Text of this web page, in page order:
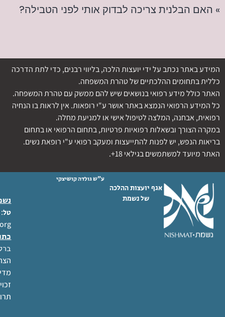
» האם הבלנית צריכה לבדוק אותי לפני הטבילה?
המידע באתר נכתב על ידי יועצות הלכה, בליווי רבנים, כדי לתת הדרכה
כללית בתחומים ההלכתיים של טהרת המשפחה.
האתר כולל מידע רפואי בנושאים שיש להם ממשק עם טהרת המשפחה.
כל המידע הרפואי הנמצא באתר אושר ע"י רופאות. אין לראות בו הנחיה
רפואית, אבחנה, המלצה לטיפול אישי או למניעת מחלה.
במקרה הצורך ובשאלות רפואיות פרטיות, בתחום הרפואי או בתחום
בריאות הנפש, יש לפנות להתייעצות ומעקב רפואי ע"י רופאת נשים.
האתר מיועד למשתמשים בגילאי 18+.
אגף יועצות ההלכה
של נשמת
ע"ש גולדה קושיצקי
טל: 02-6404333
ברל